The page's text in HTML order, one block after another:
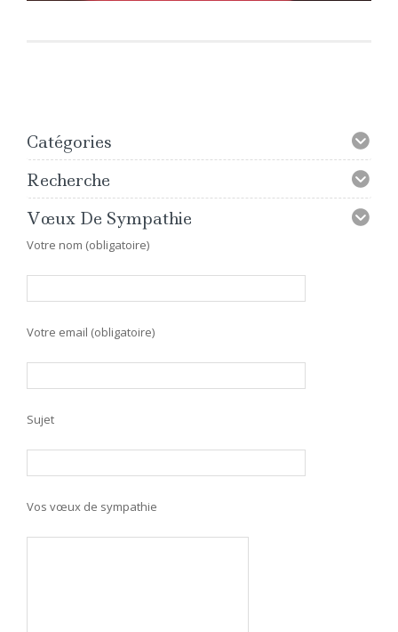
Catégories
Recherche
Vœux De Sympathie
Votre nom (obligatoire)
Votre email (obligatoire)
Sujet
Vos vœux de sympathie